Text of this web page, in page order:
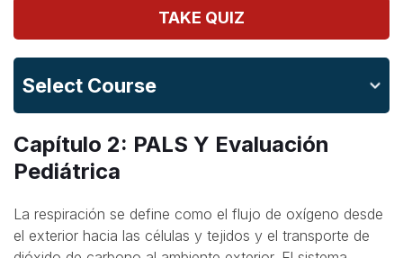
TAKE QUIZ
Select Course
Capítulo 2: PALS Y Evaluación
Pediátrica
La respiración se define como el flujo de oxígeno desde
el exterior hacia las células y tejidos y el transporte de